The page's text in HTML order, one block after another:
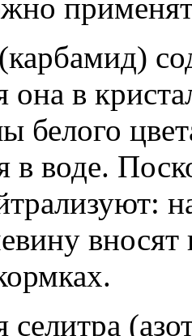
(карбамид)
она в
белого
в воде.
вносят
селитра